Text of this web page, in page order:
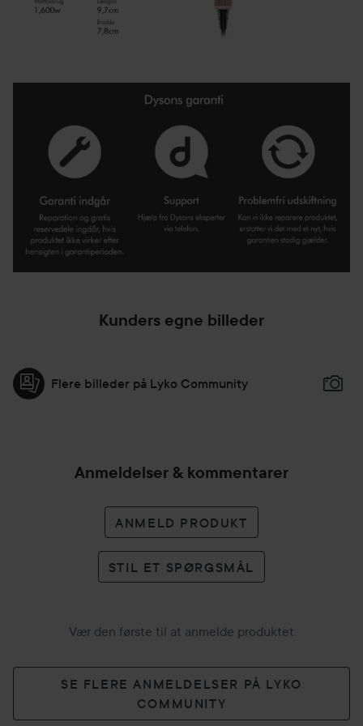
Kunders egne billeder
Flere billeder på Lyko Community
Anmeldelser & kommentarer
ANMELD PRODUKT
STIL ET SPØRGSMÅL
Vær den første til at anmelde produktet
SE FLERE ANMELDELSER PÅ LYKO
COMMUNITY